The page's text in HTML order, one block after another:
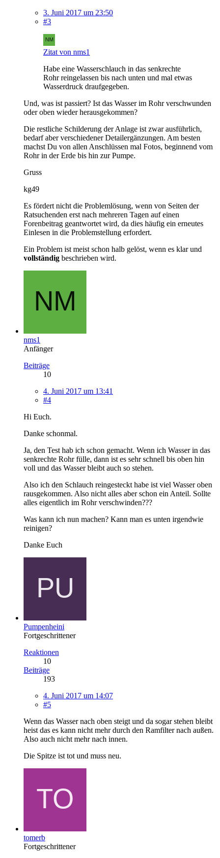
3. Juni 2017 um 23:50
#3
Zitat von nms1
Habe eine Wasserschlauch in das senkrechte
Rohr reingelassen bis nach unten und mal etwas
Wasserdruck draufgegeben.
Und, was ist passiert? Ist das Wasser im Rohr verschwunden
oder oben wieder herausgekommen?
Die restliche Schilderung der Anlage ist zwar ausführlich,
bedarf aber verschiedener Detailergänzungen. Am besten
machst Du von allen Anschlüssen mal Fotos, beginnend vom
Rohr in der Erde bis hin zur Pumpe.
Gruss
kg49
Es fördert nicht die Problemlösung, wenn von Seiten der
Ratsuchenden erst nach mehreren Tagen auf einen
Forenbeitrag geantwortet wird, da dies häufig ein erneutes
Einlesen in die Problemstellung erfordert.
Ein Problem ist meist schon halb gelöst, wenn es klar und
vollständig beschrieben wird.
nms1
Anfänger
Beiträge
10
4. Juni 2017 um 13:41
#4
Hi Euch.
Danke schonmal.
Ja, den Test hab ich schon gemacht. Wenn ich Wasser in das
senkrechte Rohr fülle, dann ist es sehr schnell bis oben hin
voll und das Wasser bleibt auch so stehen.
Also ich den Schlauch reingesteckt habe ist viel Wasser oben
rausgekommen. Also nicht alles aber schon ein Anteil. Sollte
alles eigentlich im Rohr verschwinden???
Was kann ich nun machen? Kann man es unten irgendwie
reinigen?
Danke Euch
Pumpenheini
Fortgeschrittener
Reaktionen
10
Beiträge
193
4. Juni 2017 um 14:07
#5
Wenn das Wasser nach oben steigt und da sogar stehen bleibt
heist das es kann nicht mehr durch den Ramfilter nach außen.
Also auch nicht mehr nach innen.
Die Spitze ist tot und muss neu.
tomerb
Fortgeschrittener